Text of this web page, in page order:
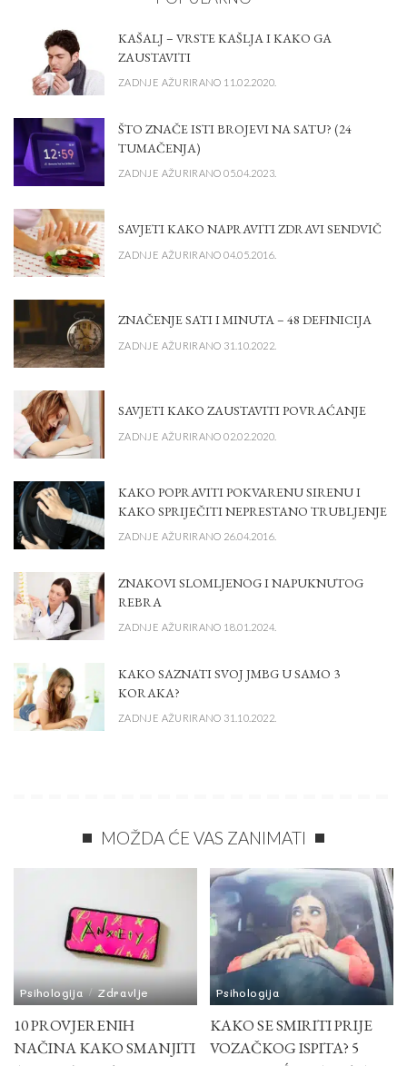
KAŠALJ – VRSTE KAŠLJA I KAKO GA
ZAUSTAVITI
ZADNJE AŽURIRANO 11.02.2020.
ŠTO ZNAČE ISTI BROJEVI NA SATU? (24
TUMAČENJA)
ZADNJE AŽURIRANO 05.04.2023.
SAVJETI KAKO NAPRAVITI ZDRAVI SENDVIČ
ZADNJE AŽURIRANO 04.05.2016.
ZNAČENJE SATI I MINUTA – 48 DEFINICIJA
ZADNJE AŽURIRANO 31.10.2022.
SAVJETI KAKO ZAUSTAVITI POVRAĆANJE
ZADNJE AŽURIRANO 02.02.2020.
KAKO POPRAVITI POKVARENU SIRENU I
KAKO SPRIJEČITI NEPRESTANO TRUBLJENJE
ZADNJE AŽURIRANO 26.04.2016.
ZNAKOVI SLOMLJENOG I NAPUKNUTOG
REBRA
ZADNJE AŽURIRANO 18.01.2024.
KAKO SAZNATI SVOJ JMBG U SAMO 3
KORAKA?
ZADNJE AŽURIRANO 31.10.2022.
MOŽDA ĆE VAS ZANIMATI
Psihologija Zdravlje
10 PROVJERENIH
NAČINA KAKO SMANJITI
Psihologija
KAKO SE SMIRITI PRIJE
VOZAČKOG ISPITA? 5